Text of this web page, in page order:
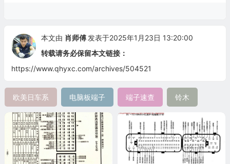
本文由 肖师傅 发表于2025年1月23日 13:20:00
转载请务必保留本文链接：
https://www.qhyxc.com/archives/504521
欧美日车系 电脑板端子 端子速查 铃木